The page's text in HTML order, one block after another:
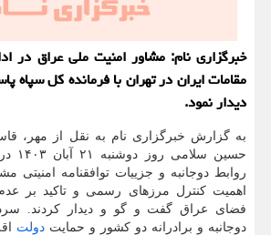
خبرگزاری نام: مشاور امنیت ملی عراق در
مقامات ایران در تهران با فرمانده کل سپاه
دیدار نمود.
به گزارش خبرگزاری نام به نقل از مهر،
اهمیت کنترل مرزهای رسمی و تاکید بر عدم
فضای عراق گفت و گو و دیدار کردند.
دوجانبه و برادرانه دو کشور و حمایت دولت